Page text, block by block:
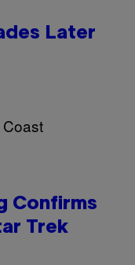
Later
Confirms
Trek